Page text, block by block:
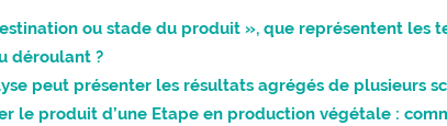
ou stade du produit », que représentent
déroulant ?
peut présenter les résultats agrégés de plusieurs
le produit d’une Etape en production végétale :